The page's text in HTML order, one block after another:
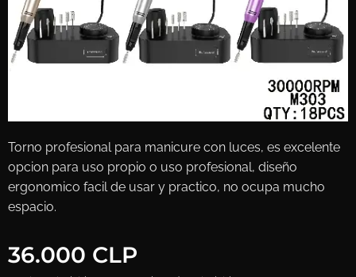
Torno profesional para manicure con luces, es excelente
opcion para uso propio o uso profesional, diseño
ergonomico facil de usar y practico, no ocupa mucho
espacio.
36.000 CLP